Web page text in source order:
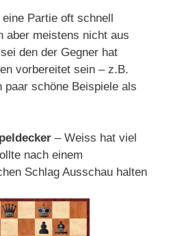
Partie oft schnell
aber meistens nicht aus
den der Gegner hat
vorbereitet sein – z.B.
paar schöne Beispiele als
– Weiss hat viel
nach einem
Schlag Ausschau halten